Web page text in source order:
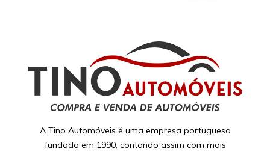
A Tino Automóveis é uma empresa portuguesa
fundada em 1990, contando assim com mais